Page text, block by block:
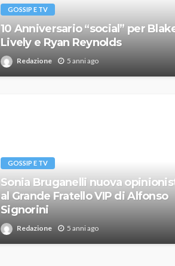
GOSSIP E TV
10 Anniversario “social” per
Lively e Ryan Reynolds
Redazione 5 anni ago
GOSSIP E TV
Sonia Bruganelli nuova
al Grande Fratello VIP di Alfonso
Signorini
Redazione 5 anni ago